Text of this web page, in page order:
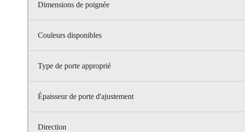
Dimensions de poignée
Couleurs disponibles
Type de porte approprié
Épaisseur de porte d'ajustement
Direction